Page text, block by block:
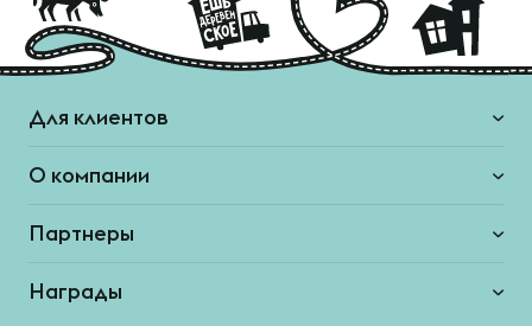
Для клиентов
О компании
Партнеры
Награды